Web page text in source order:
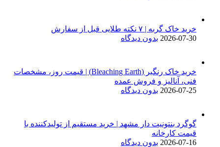
خرید خاک گربه | ۷ نکته طلایی قبل از سفارش
2026-07-30 بدون دیدگاه
خرید خاک رنگبر (Bleaching Earth) | قیمت روز، مشخصات
فنی، آنالیز و فروش عمده
2026-07-25 بدون دیدگاه
گوگرد بنتونیت دار مشهد | خرید مستقیم از تولیدکننده با
قیمت کارخانه
2026-07-16 بدون دیدگاه